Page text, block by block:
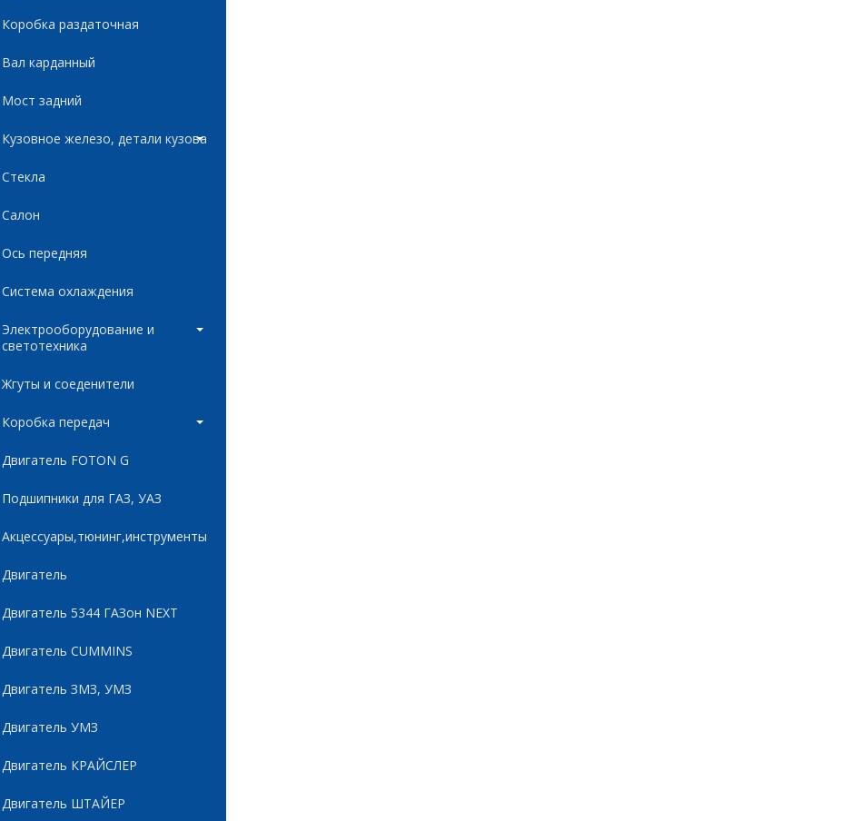
Коробка раздаточная
Вал карданный
Мост задний
Кузовное железо, детали кузова
Стекла
Салон
Ось передняя
Система охлаждения
Электрооборудование и
светотехника
Жгуты и соеденители
Коробка передач
Двигатель FOTON G
Подшипники для ГАЗ, УАЗ
Акцессуары,тюнинг,инструменты
Двигатель
Двигатель 5344 ГАЗон NEXT
Двигатель CUMMINS
Двигатель ЗМЗ, УМЗ
Двигатель УМЗ
Двигатель КРАЙСЛЕР
Двигатель ШТАЙЕР